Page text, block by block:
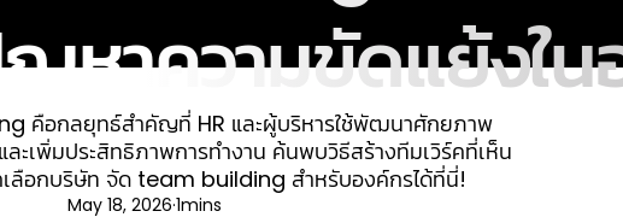
หาความขัดแย้งใน
คือกลยุทธ์สำคัญที่ HR และผู้บริหารใช้พัฒนาศักยภาพ
ะเพิ่มประสิทธิภาพการทำงาน ค้นพบวิธีสร้างทีมเวิร์คที่เห็น
ลือกบริษัท จัด team building สำหรับองค์กรได้ที่นี่!
May 18, 2026·1mins